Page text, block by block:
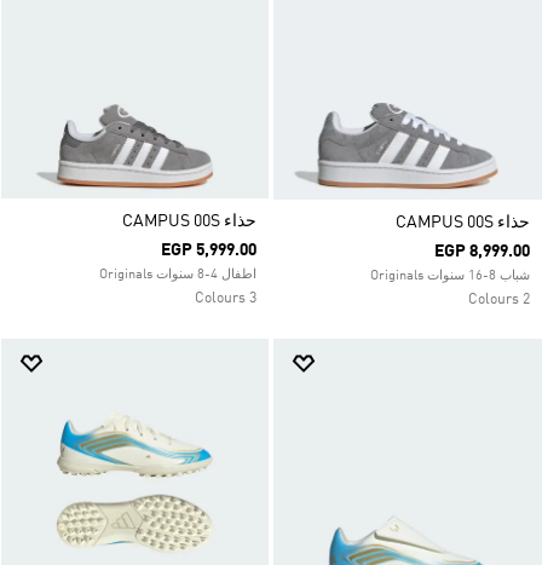
حذاء CAMPUS 00S
EGP 8,999.00
شباب 8-16 سنوات Originals
2 Colours
حذاء CAMPUS 00S
EGP 5,999.00
اطفال 4-8 سنوات Originals
3 Colours